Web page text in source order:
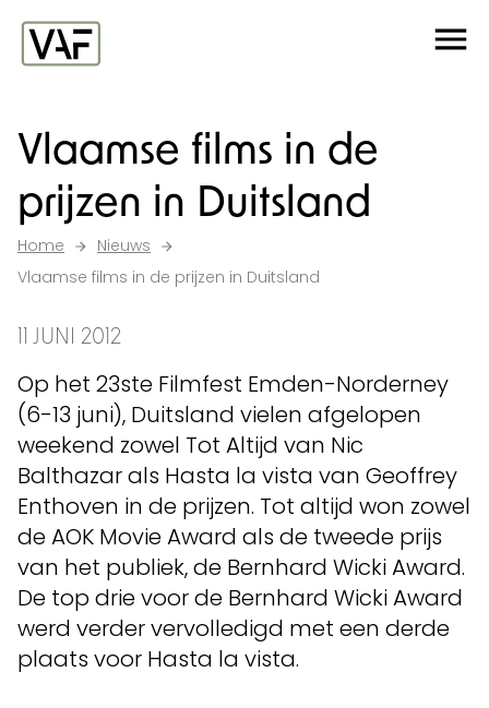
Ga verder naar de inhoud
Vlaamse films in de
prijzen in Duitsland
Home
Nieuws
Vlaamse films in de prijzen in Duitsland
11 JUNI 2012
Op het 23ste Filmfest Emden-Norderney
(6-13 juni), Duitsland vielen afgelopen
weekend zowel Tot Altijd van Nic
Balthazar als Hasta la vista van Geoffrey
Enthoven in de prijzen. Tot altijd won zowel
de AOK Movie Award als de tweede prijs
van het publiek, de Bernhard Wicki Award.
De top drie voor de Bernhard Wicki Award
werd verder vervolledigd met een derde
plaats voor Hasta la vista.